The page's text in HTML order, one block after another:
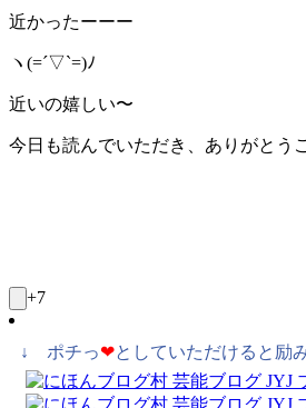
近かったーーー
ヽ(=´▽`=)ﾉ
近いの嬉しい〜
今日も読んでいただき、ありがとう
+7
↓ ポチっ❤としていただけると励